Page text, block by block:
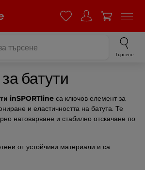
Търсене
батути
inSPORTline са ключов елемент за
и еластичността на батута. Те
натоварване и стабилно отскачане по
от устойчиви материали и са